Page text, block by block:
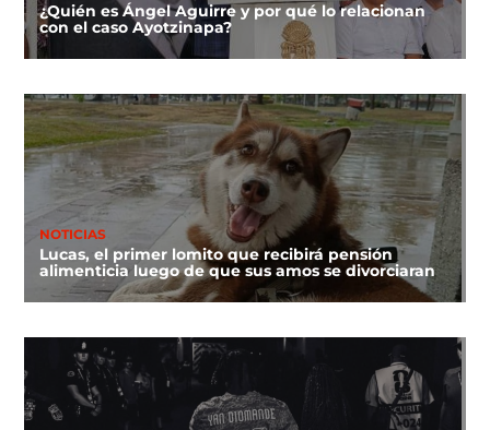
¿Quién es Ángel Aguirre y por qué lo relacionan
con el caso Ayotzinapa?
NOTICIAS
Lucas, el primer lomito que recibirá pensión
alimenticia luego de que sus amos se divorciaran